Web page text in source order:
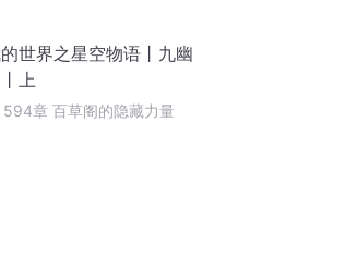
世界之星空物语丨九幽
上
594章 百草阁的隐藏力量